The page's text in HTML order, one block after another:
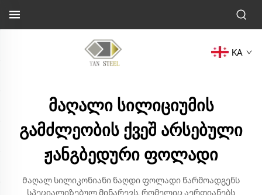
KA
მაღალი სილიციუმის
გამძლეობის ქვეშ არსებული
ჟანგბედური ფოლადი
Მაღალ სილიკონიანი ნაღდი ფოლადი წარმოადგენს
სპეციალიზებულ მინარევს, რომელიც აერთიანებს